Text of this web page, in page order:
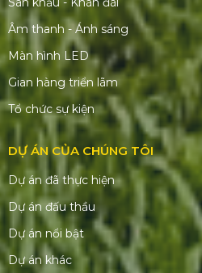
Âm thanh - Ánh sáng
Màn hình LED
Gian hàng triển lãm
Tổ chức sự kiện
DỰ ÁN CỦA CHÚNG TÔI
Dự án đã thực hiện
Dự án đấu thầu
Dự án nổi bật
Dự án khác